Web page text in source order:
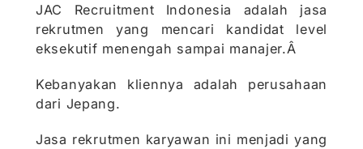
JAC Recruitment Indonesia adalah jasa
rekrutmen yang mencari kandidat level
eksekutif menengah sampai manajer.Â
Kebanyakan kliennya adalah perusahaan
dari Jepang.
Jasa rekrutmen karyawan ini menjadi yang